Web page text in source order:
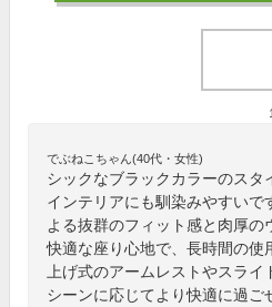
でぶねこちゃん(40代・女性)
シックなブラックカラーのスタ
インテリアにも馴染みやすいで
よる抜群のフィット感と肉厚の
快適な座り心地で、長時間の使
上げ式のアームレストやスライ
シーンに応じてより快適に過ご